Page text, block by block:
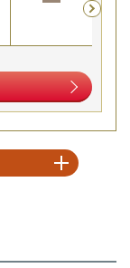
いただけます。
趣を目で、心でお楽